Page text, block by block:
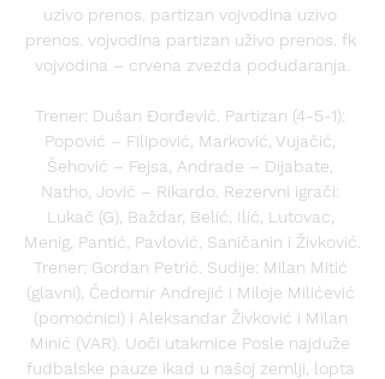
uzivo prenos. partizan vojvodina uzivo
prenos. vojvodina partizan uživo prenos. fk
vojvodina – crvena zvezda podudaranja.
Trener: Dušan Đorđević. Partizan (4-5-1):
Popović – Filipović, Marković, Vujačić,
Šehović – Fejsa, Andrade – Dijabate,
Natho, Jović – Rikardo. Rezervni igrači:
Lukač (G), Baždar, Belić, Ilić, Lutovac,
Menig, Pantić, Pavlović, Saničanin i Živković.
Trener: Gordan Petrić. Sudije: Milan Mitić
(glavni), Čedomir Andrejić i Miloje Milićević
(pomoćnici) i Aleksandar Živković i Milan
Minić (VAR). Uoči utakmice Posle najduže
fudbalske pauze ikad u našoj zemlji, lopta